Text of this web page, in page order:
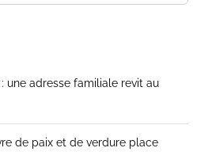
une adresse familiale revit au
de paix et de verdure place